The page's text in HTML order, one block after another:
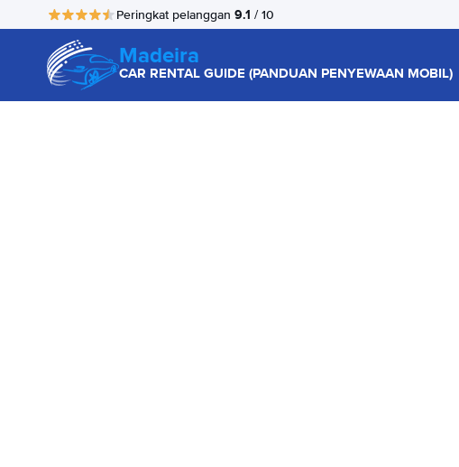
Peringkat pelanggan 9.1 / 10
Madeira
CAR RENTAL GUIDE (PANDUAN PENYEWAAN MOBIL)